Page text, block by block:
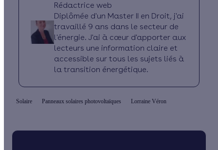
Rédactrice web
Diplômée d'un Master II en Droit, j'ai
travaillé 9 ans dans le secteur de
l'énergie. J'ai à cœur d'apporter aux
lecteurs une information claire et
accessible sur tous les sujets liés à
la transition énergétique.
Solaire Panneaux solaires photovoltaïques Lorraine Véron